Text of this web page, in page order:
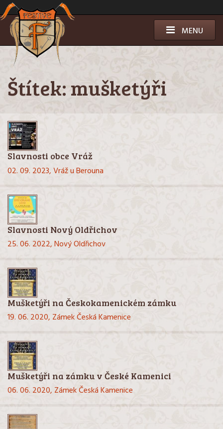
Přeskočit
k
obsahu
MENU
Štítek:mušketýři
Slavnosti obce Vráž
02. 09. 2023,Vráž u Berouna
Slavnosti Nový Oldřichov
25. 06. 2022,Nový Oldřichov
Mušketýři na Českokamenickém zámku
19. 06. 2020, Zámek Česká Kamenice
Mušketýři na zámku v České Kamenici
06. 06. 2020, Zámek Česká Kamenice